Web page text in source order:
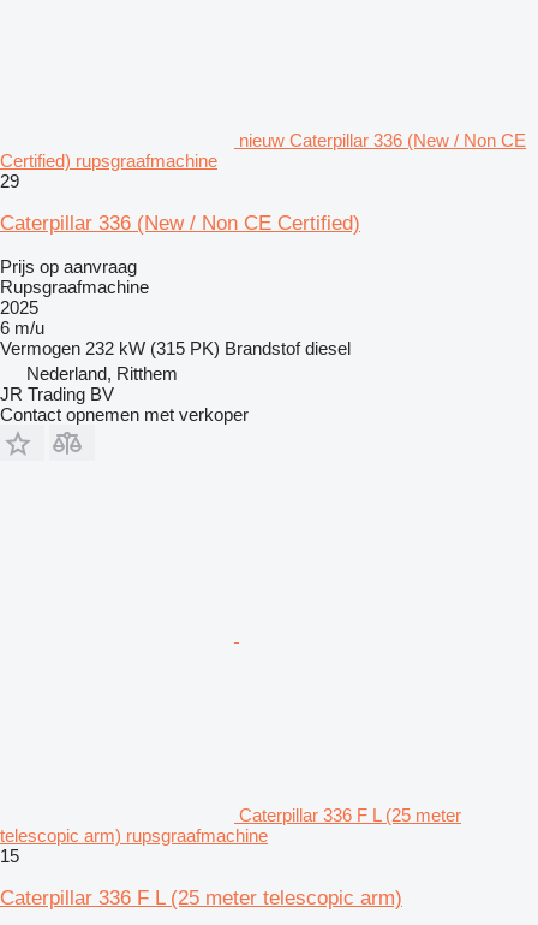
nieuw Caterpillar 336 (New / Non CE
Certified) rupsgraafmachine
29
Caterpillar 336 (New / Non CE Certified)
Prijs op aanvraag
Rupsgraafmachine
2025
6 m/u
Vermogen 232 kW (315 PK) Brandstof diesel
Nederland, Ritthem
JR Trading BV
Contact opnemen met verkoper
Caterpillar 336 F L (25 meter
telescopic arm) rupsgraafmachine
15
Caterpillar 336 F L (25 meter telescopic arm)